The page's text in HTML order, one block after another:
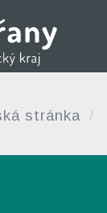
stránka